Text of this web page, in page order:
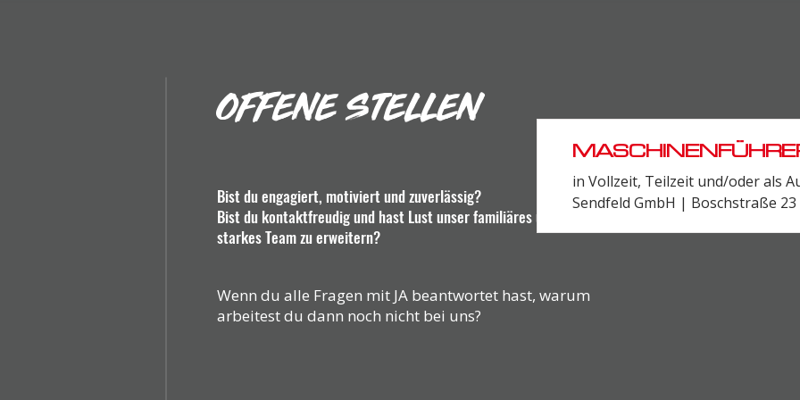
OFFENE STELLEN
Bist du engagiert, motiviert und zuverlässig?
Bist du kontaktfreudig und hast Lust unser familiäres und
starkes Team zu erweitern?
Wenn du alle Fragen mit JA beantwortet hast, warum
arbeitest du dann noch nicht bei uns?
in Vollzeit, Teilzeit und/oder als
Sendfeld GmbH | Boschstraße